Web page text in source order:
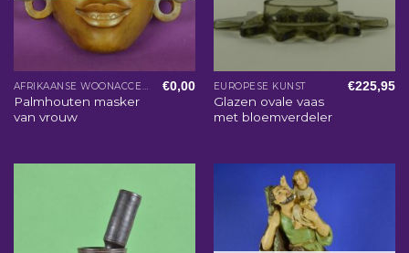
Palmhouten masker
van vrouw
€0,00 EUROPESE KUNST
Glazen ovale vaas
met bloemverdeler
€225,95